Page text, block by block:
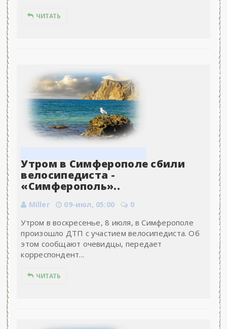
ЧИТАТЬ
Утром в Симферополе сбили
велосипедиста -
«Симферополь»..
Miller 09-июл, 05:00 0
Утром в воскресенье, 8 июля, в Симферополе
произошло ДТП с участием велосипедиста. Об
этом сообщают очевидцы, передает
корреспондент...
ЧИТАТЬ